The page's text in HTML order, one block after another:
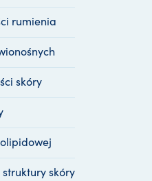
rumienia
skóry
skóry